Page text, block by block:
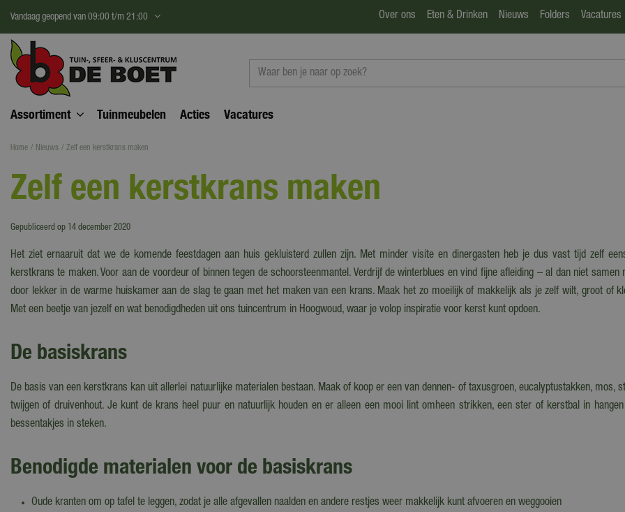
content
Home Nieuws Zelf een kerstkrans maken
Vandaag geopend van 09:00 t/m 21:00 Over ons Eten & Drinken Nieuws Folders Vacatures
Assortiment Tuinmeubelen Acties Vacatures
Zelf een kerstkrans maken
Gepubliceerd op 14 december 2020
Het ziet ernaaruit dat we de komende feestdagen aan huis gekluisterd zullen zijn. Met minder visite en dinergasten heb je dus vast tijd zelf
kerstkrans te maken. Voor aan de voordeur of binnen tegen de schoorsteenmantel. Verdrijf de winterblues en vind fijne afleiding – al dan niet samen
door lekker in de warme huiskamer aan de slag te gaan met het maken van een krans. Maak het zo moeilijk of makkelijk als je zelf wilt, groot of
Met een beetje van jezelf en wat benodigdheden uit ons tuincentrum in Hoogwoud, waar je volop inspiratie voor kerst kunt opdoen.
De basiskrans
De basis van een kerstkrans kan uit allerlei natuurlijke materialen bestaan. Maak of koop er een van dennen- of taxusgroen, eucalyptustakken, mos,
twijgen of druivenhout. Je kunt de krans heel puur en natuurlijk houden en er alleen een mooi lint omheen strikken, een ster of kerstbal in
bessentakjes in steken.
Benodigde materialen voor de basiskrans
Oude kranten om op tafel te leggen, zodat je alle afgevallen naalden en andere restjes weer makkelijk kunt afvoeren en weggooien